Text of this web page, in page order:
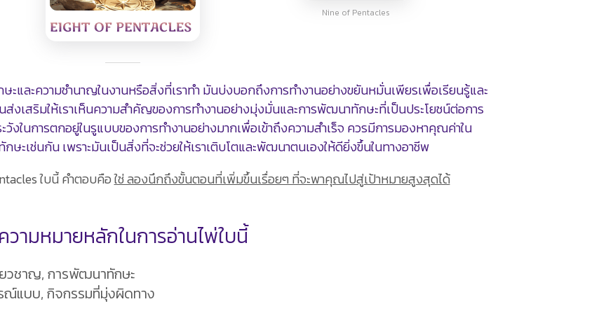
Nine of Pentacles
ละความชำนาญในงานหรือสิ่งที่เราทำ มันบ่งบอกถึงการทำงานอย่างขยันหมั่นเพียรเพื่อเรียนรู้และ
ส่งเสริมให้เราเห็นความสำคัญของการทำงานอย่างมุ่งมั่นและการพัฒนาทักษะที่เป็นประโยชน์ต่อการ
วังในการตกอยู่ในรูแบบของการทำงานอย่างมากเพื่อเข้าถึงความสำเร็จ ควรมีการมองหาคุณค่าใน
ษะเช่นกัน เพราะมันเป็นสิ่งที่จะช่วยให้เราเติบโตและพัฒนาตนเองให้ดียิ่งขึ้นในทางอาชีพ
ใบนี้ คำตอบคือใช่ ลองนึกถึงขั้นตอนที่เพิ่มขึ้นเรื่อยๆ ที่จะพาคุณไปสู่เป้าหมายสูงสุดได้
ความหมายหลักในการอ่านไพ่ใบนี้
ยวชาญ, การพัฒนาทักษะ
แบบ, กิจกรรมที่มุ่งผิดทาง